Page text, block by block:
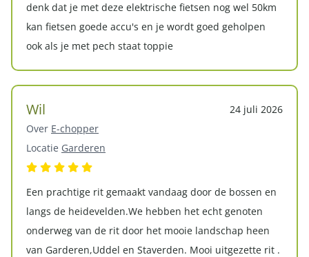
denk dat je met deze elektrische fietsen nog wel 50km
kan fietsen goede accu's en je wordt goed geholpen
ook als je met pech staat toppie
Wil
24 juli 2026
Over E-chopper
Locatie Garderen
Een prachtige rit gemaakt vandaag door de bossen en
langs de heidevelden.We hebben het echt genoten
onderweg van de rit door het mooie landschap heen
van Garderen,Uddel en Staverden. Mooi uitgezette rit .